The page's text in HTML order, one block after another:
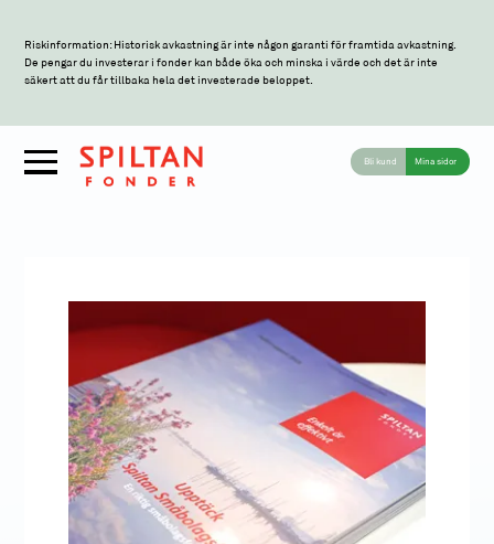
Riskinformation: Historisk avkastning är inte någon garanti för framtida avkastning.
De pengar du investerar i fonder kan både öka och minska i värde och det är inte
säkert att du får tillbaka hela det investerade beloppet.
Bli kund Mina sidor